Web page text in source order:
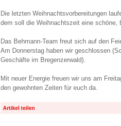
Die letzten Weihnachtsvorbereitungen
dem soll die Weihnachtszeit eine schöne,
Das Behmann-Team freut sich auf den
Am Donnerstag haben wir geschlossen
Geschäfte im Bregenzerwald).
Mit neuer Energie freuen wir uns am
den gewohnten Zeiten für euch da.
Artikel teilen